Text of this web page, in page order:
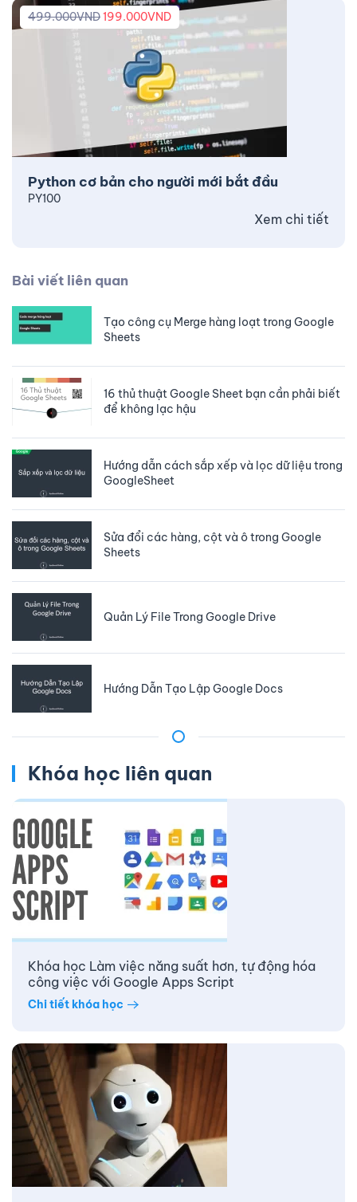
Python cơ bản cho người mới bắt đầu
499.000VND199.000VND
PY100
Xem chi tiết
Bài viết liên quan
Tạo công cụ Merge hàng loạt trong Google
Sheets
16 thủ thuật Google Sheet bạn cần phải biết
để không lạc hậu
Hướng dẫn cách sắp xếp và lọc dữ liệu trong
GoogleSheet
Sửa đổi các hàng, cột và ô trong Google
Sheets
Quản Lý File Trong Google Drive
Hướng Dẫn Tạo Lập Google Docs
Khóa học liên quan
Khóa học Làm việc năng suất hơn, tự động hóa
công việc với Google Apps Script
Chi tiết khóa học